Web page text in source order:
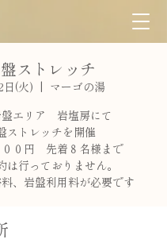
ストレッチ
日(火)
  |
マーゴの湯
盤エリア 岩塩房にて
ストレッチを開催
００円 先着８名様まで
は行っておりません。
、岩盤利用料が必要です